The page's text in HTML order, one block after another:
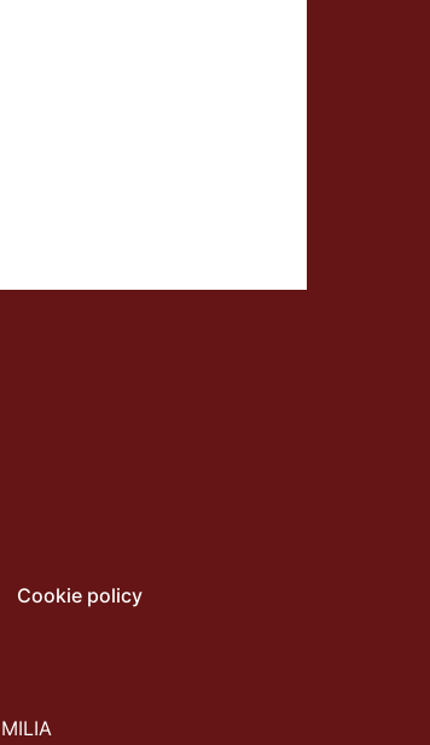
Cookie policy